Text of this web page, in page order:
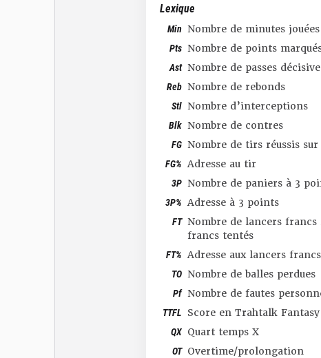
Lexique
Min Nombre de minutes jouées
Pts Nombre de points
Ast Nombre de passes
Reb Nombre de rebonds
Stl Nombre d’interceptions
Blk Nombre de contres
FG Nombre de tirs réussis
FG% Adresse au tir
3P Nombre de paniers à 3
3P% Adresse à 3 points
FT Nombre de lancers
francs tentés
FT% Adresse aux lancers francs
TO Nombre de balles perdues
Pf Nombre de fautes
TTFL Score en Trahtalk Fantasy
QX Quart temps X
OT Overtime/prolongation